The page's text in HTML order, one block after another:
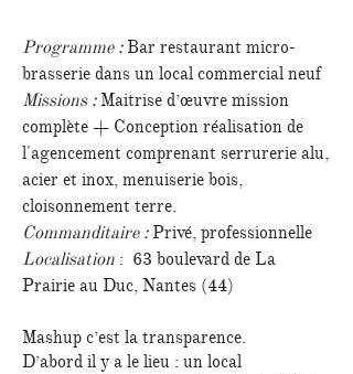
Programme :Bar restaurant micro-
brasserie dans un local commercial neuf
Missions :Maitrise d’œuvre mission
complète + Conception réalisation de
l'agencement comprenant serrurerie alu,
acier et inox, menuiserie bois,
cloisonnement terre.
Commanditaire :Privé, professionnelle
Localisation : 63 boulevard de La
Prairie au Duc, Nantes (44)
Mashup c’est la transparence.
D’abord il y a le lieu : un local